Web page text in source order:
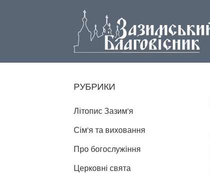
РУБРИКИ
Літопис Зазим'я
Сім'я та виховання
Про богослужіння
Церковні свята